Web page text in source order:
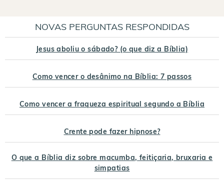
NOVAS PERGUNTAS RESPONDIDAS
Jesus aboliu o sábado? (o que diz a Bíblia)
Como vencer o desânimo na Bíblia: 7 passos
Como vencer a fraqueza espiritual segundo a Bíblia
Crente pode fazer hipnose?
O que a Bíblia diz sobre macumba, feitiçaria, bruxaria e
simpatias